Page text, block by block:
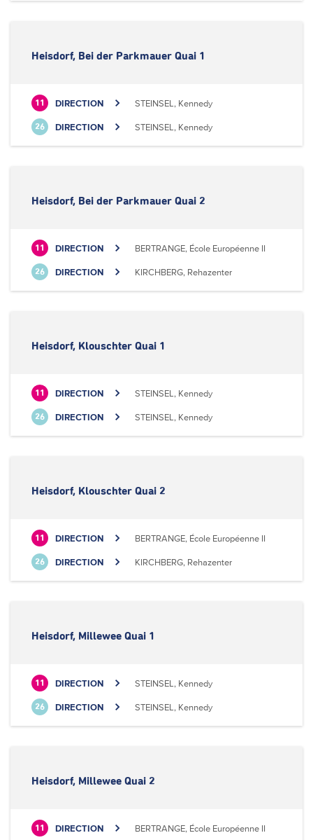
Heisdorf, Bei der Parkmauer Quai 1
11 DIRECTION STEINSEL, Kennedy
26 DIRECTION STEINSEL, Kennedy
Heisdorf, Bei der Parkmauer Quai 2
11 DIRECTION BERTRANGE, École Européenne II
26 DIRECTION KIRCHBERG, Rehazenter
Heisdorf, Klouschter Quai 1
11 DIRECTION STEINSEL, Kennedy
26 DIRECTION STEINSEL, Kennedy
Heisdorf, Klouschter Quai 2
11 DIRECTION BERTRANGE, École Européenne II
26 DIRECTION KIRCHBERG, Rehazenter
Heisdorf, Millewee Quai 1
11 DIRECTION STEINSEL, Kennedy
26 DIRECTION STEINSEL, Kennedy
Heisdorf, Millewee Quai 2
11 DIRECTION BERTRANGE, École Européenne II